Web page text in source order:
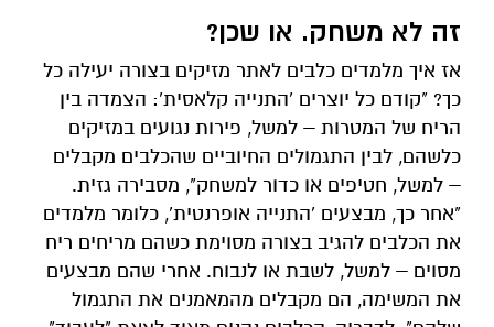
זה לא משחק. או שכן?
אז איך מלמדים כלבים לאתר מזיקים בצורה יעילה כל
כך? "קודם כל יוצרים 'התנייה קלאסית': הצמדה בין
הריח של המטרות – למשל, פירות נגועים במזיקים
כלשהם, לבין התגמולים החיוביים שהכלבים מקבלים
– למשל, חטיפים או כדור למשחק", מסבירה גזית.
"אחר כך, מבצעים 'התנייה אופרנטית', כלומר מלמדים
את הכלבים להגיב בצורה מסוימת כשהם מריחים ריח
מסוים – למשל, לשבת או לנבוח. אחרי שהם מבצעים
את המשימה, הם מקבלים מהמאמנים את התגמול